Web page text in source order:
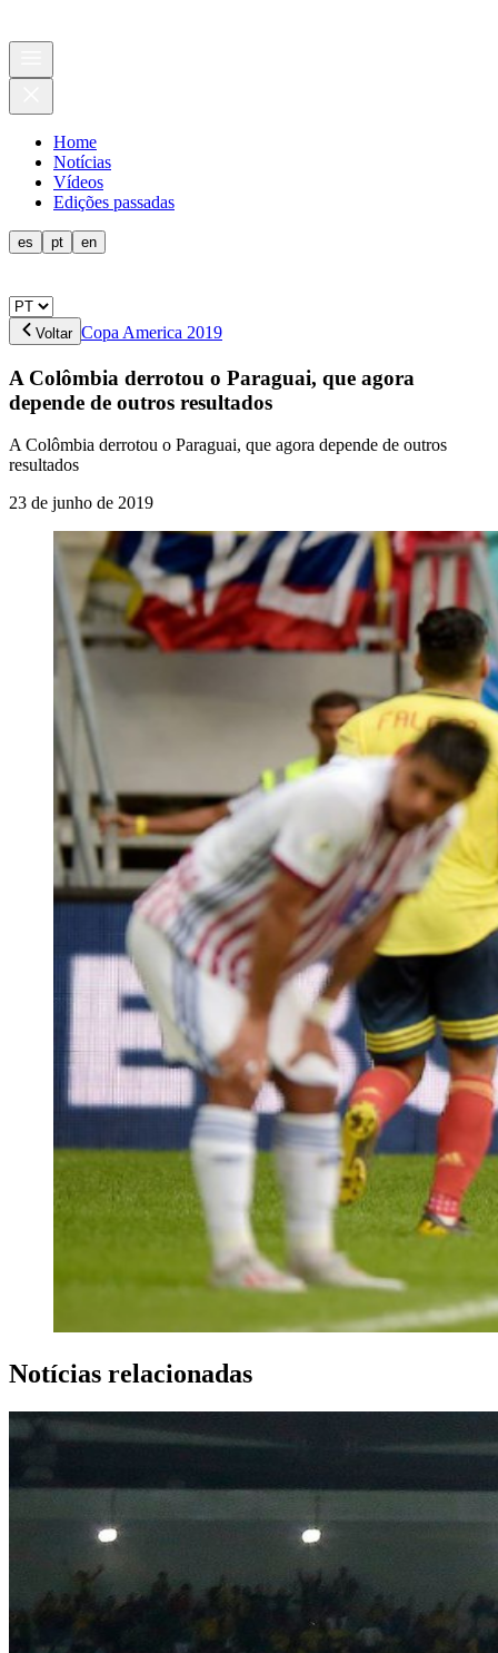
Home
Notícias
Vídeos
Edições passadas
es pt en
Voltar Copa America 2019
A Colômbia derrotou o Paraguai, que agora
depende de outros resultados
A Colômbia derrotou o Paraguai, que agora depende de outros
resultados
23 de junho de 2019
Notícias relacionadas